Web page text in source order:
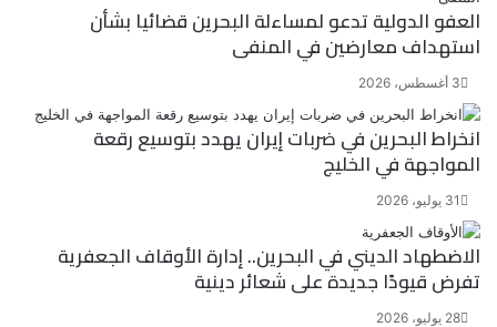
العفو الدولية تدعو لمساءلة البحرين قضائيا بشأن
استهداف معارضين في المنفى
3 أغسطس، 2026
انخراط البحرين في ضربات إيران يهدد بتوسيع رقعة
المواجهة في الخليج
31 يوليو، 2026
الاضطهاد الديني في البحرين.. إدارة الأوقاف الجعفرية
تفرض قيودًا جديدة على شعائر دينية
28 يوليو، 2026